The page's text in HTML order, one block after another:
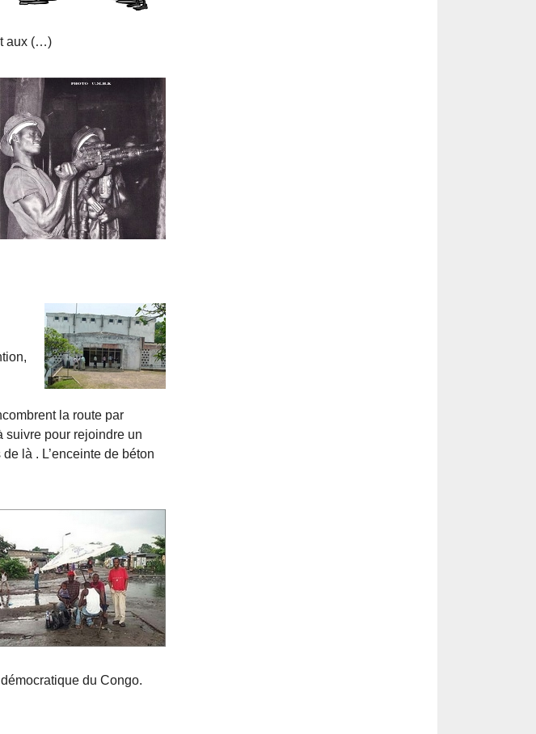
aux (…)
la route par
suivre pour rejoindre un
là . L’enceinte de béton
du Congo.